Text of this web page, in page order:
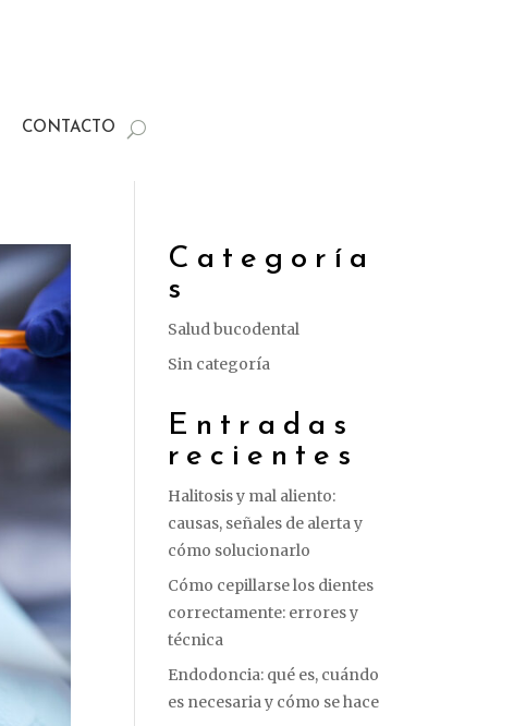
CONTACTO
Categoría
s
Salud bucodental
Sin categoría
Entradas
recientes
Halitosis y mal aliento:
causas, señales de alerta y
cómo solucionarlo
Cómo cepillarse los dientes
correctamente: errores y
técnica
Endodoncia: qué es, cuándo
es necesaria y cómo se hace